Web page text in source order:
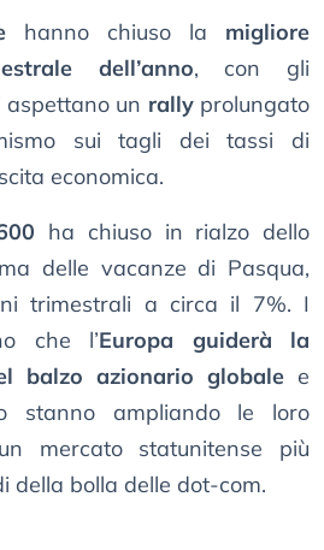
hanno chiuso la migliore
dell’anno, con gli
aspettano un rallyprolungato
sui tagli dei tassi di
economica.
ha chiuso in rialzo dello
delle vacanze di Pasqua,
trimestrali a circa il 7%. I
che l’Europa guiderà la
balzo azionario globale e
stanno ampliando le loro
mercato statunitense più
della bolla delle dot-com.